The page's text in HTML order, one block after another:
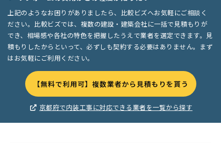
上記のようなお困りがありましたら、比較ビズへお気軽にご相談く
ださい。比較ビズでは、複数の建設・建築会社に一括で見積もりが
でき、相場感や各社の特色を把握したうえで業者を選定できます。見
積もりしたからといって、必ずしも契約する必要はありません。まず
はお気軽にご利用ください。
【無料で利用可】複数業者から見積もりを貰う
京都府で内装工事に対応できる業者を一覧から探す